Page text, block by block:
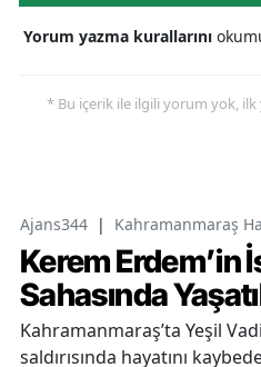
Yorum yazma kurallarını
* Bu içerik ile ilgili yorum yok, ilk
Ajans344 | Kahramanmaraş
Kerem Erdem’in
Sahasında
Kahramanmaraş’ta Yeşil
saldırısında hayatını